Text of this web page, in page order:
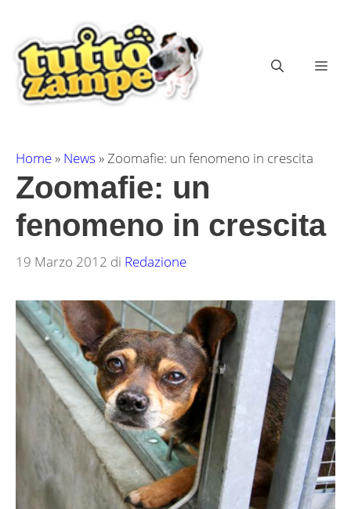
contenuto
Home» News »Zoomafie: un fenomeno in crescita
Zoomafie: un
fenomeno in crescita
19 Marzo 2012 di Redazione